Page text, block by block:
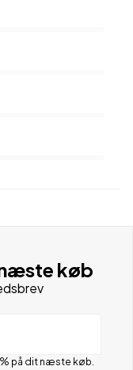
køb
på dit næste køb.